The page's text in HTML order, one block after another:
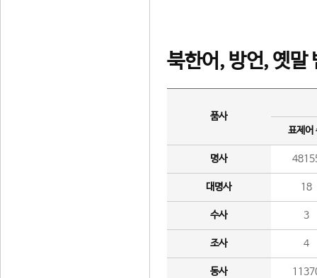
북한어, 방언, 옛말
품사
표제어
명사
대명사 18
수사 3
조사 4
동사